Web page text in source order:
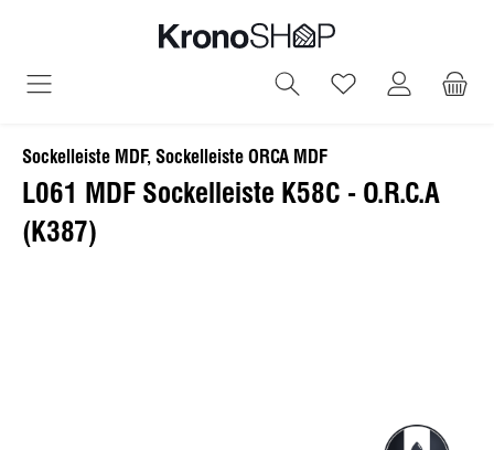
Du hast 0
Sockelleiste MDF, Sockelleiste ORCA MDF
L061 MDF Sockelleiste K58C - O.R.C.A
(K387)